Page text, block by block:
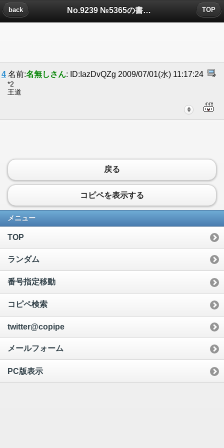
No.9239 №5365の書き手が読んだコピペについたコメント
back TOP
4 名前:名無しさん: ID:IazDvQZg 2009/07/01(水) 11:17:24
*2
王道
0
戻る
コピペを表示する
メニュー
TOP
ランダム
番号指定移動
コピペ検索
twitter@copipe
メールフォーム
PC版表示